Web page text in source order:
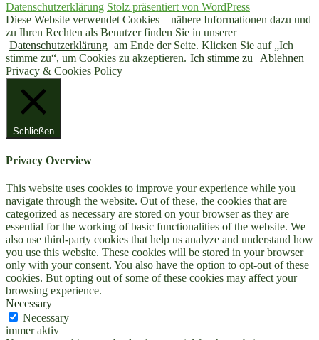
Datenschutzerklärung Stolz präsentiert von WordPress
Diese Website verwendet Cookies – nähere Informationen dazu und
zu Ihren Rechten als Benutzer finden Sie in unserer
Datenschutzerklärung am Ende der Seite. Klicken Sie auf „Ich
stimme zu“, um Cookies zu akzeptieren. Ich stimme zu
Ablehnen
Privacy & Cookies Policy
Schließen
Privacy Overview
This website uses cookies to improve your experience while you
navigate through the website. Out of these, the cookies that are
categorized as necessary are stored on your browser as they are
essential for the working of basic functionalities of the website. We
also use third-party cookies that help us analyze and understand how
you use this website. These cookies will be stored in your browser
only with your consent. You also have the option to opt-out of these
cookies. But opting out of some of these cookies may affect your
browsing experience.
Necessary
Necessary
immer aktiv